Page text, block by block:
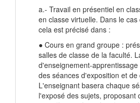
a.- Travail en présentiel en
en classe virtuelle. Dans le cas
cela est précisé dans :
● Cours en grand groupe :
salles de classe de la faculté.
d'enseignement-
des séances d'exposition et
L'enseignant basera chaque
l'exposé des sujets, proposant